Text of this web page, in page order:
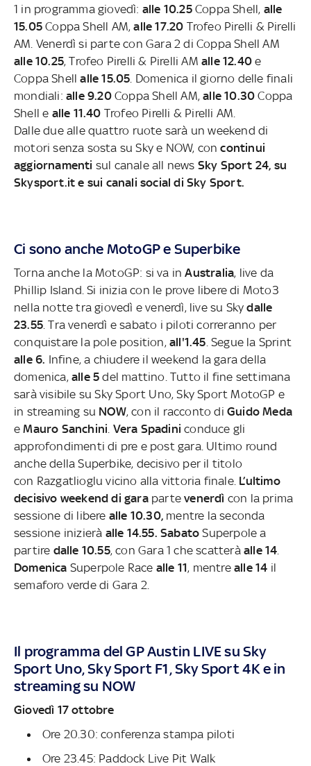
1 in programma giovedì: alle 10.25Coppa Shell, alle
15.05 Coppa Shell AM, alle 17.20 Trofeo Pirelli & Pirelli
AM. Venerdì si parte con Gara 2 di Coppa Shell AM
alle 10.25, Trofeo Pirelli & Pirelli AM alle 12.40 e
Coppa Shellalle 15.05 . Domenica il giorno delle finali
mondiali: alle 9.20Coppa Shell AM,alle 10.30 Coppa
Shell e alle 11.40 Trofeo Pirelli & Pirelli AM.
Dalle due alle quattro ruote sarà un weekend di
motori senza sosta su Sky e NOW, concontinui
aggiornamenti sul canale all news Sky Sport 24, su
Skysport.it e sui canali social di Sky Sport.
Ci sono anche MotoGP e Superbike
Torna anche la MotoGP: si va inAustralia, live da
Phillip Island. Si inizia con le prove libere di Moto3
nella notte tra giovedì e venerdì, live su Skydalle
23.55 . Tra venerdì e sabato i piloti correranno per
conquistare la pole position, all'1.45 . Segue la Sprint
alle 6. Infine, a chiudere il weekend la gara della
domenica, alle 5 del mattino. Tutto il fine settimana
sarà visibile su Sky Sport Uno, Sky Sport MotoGP e
in streaming su NOW, con il racconto diGuido Meda
eMauro Sanchini Vera Spadiniconduce gli
approfondimenti di pre e post gara. Ultimo round
anche della Superbike, decisivo per il titolo
con Razgatlioglu vicino alla vittoria finale. L’ultimo
decisivo weekend di gara parte venerdì con la prima
sessione di libere alle 10.30, mentre la seconda
sessione inizierà alle 14.55. SabatoSuperpole a
partire dalle 10.55, con Gara 1 che scatteràalle 14
Domenica Superpole Race alle 11, mentrealle 14 il
semaforo verde di Gara 2.
Il programma del GP Austin LIVE su Sky
Sport Uno, Sky Sport F1, Sky Sport 4K e in
streaming su NOW
Giovedì 17 ottobre
Ore 20.30: conferenza stampa piloti
Ore 23.45: Paddock Live Pit Walk